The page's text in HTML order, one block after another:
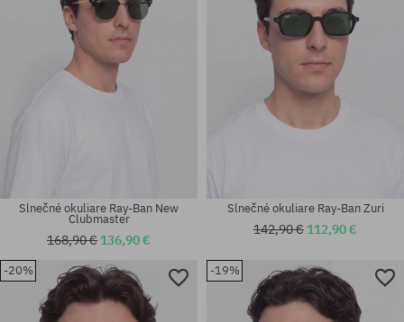
Dostupné veľkosti:
Dostupné veľkosti:
Slnečné okuliare Ray-Ban New
Clubmaster
168,90 € 136,90 €
Slnečné okuliare Ray-Ban Zuri
142,90 € 112,90 €
-20% -19%